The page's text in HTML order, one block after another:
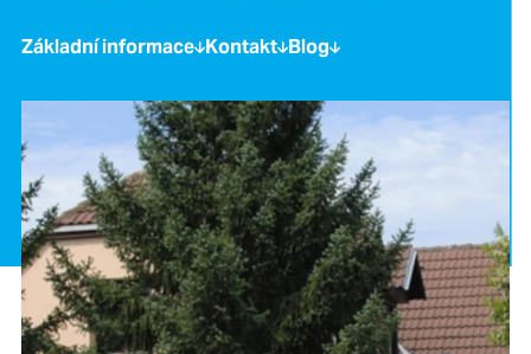
Základní informace Kontakt Blog
O nás
Kontakt